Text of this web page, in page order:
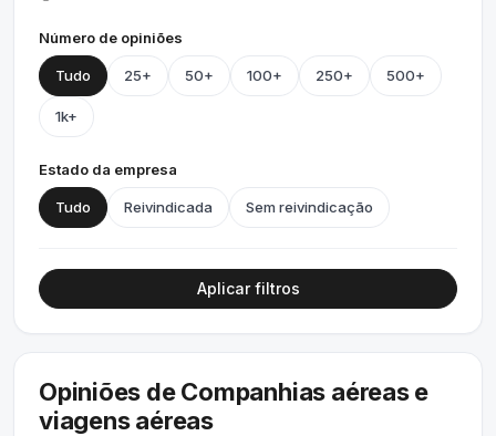
Número de opiniões
Tudo 25+ 50+ 100+ 250+ 500+
1k+
Estado da empresa
Tudo Reivindicada Sem reivindicação
Aplicar filtros
Opiniões de Companhias aéreas e
viagens aéreas